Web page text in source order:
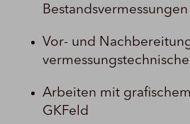
Bestandsvermessungen
Vor- und
Arbeiten mit
GKFeld